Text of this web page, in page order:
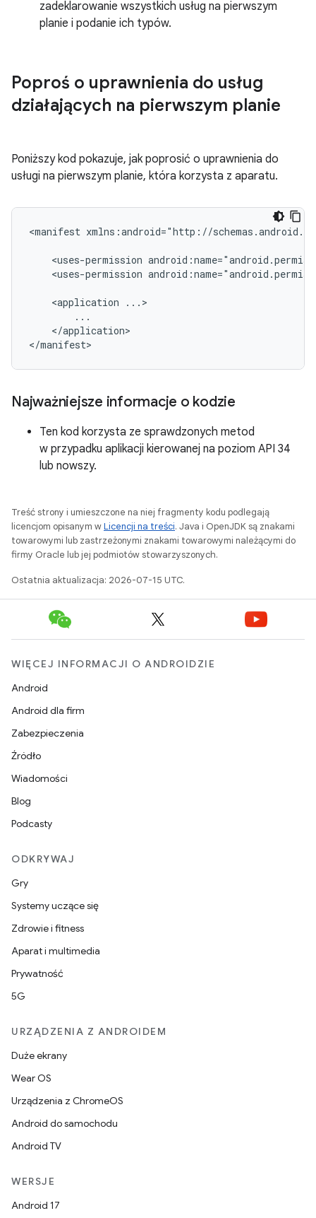
zadeklarowanie wszystkich usług na pierwszym
planie i podanie ich typów.
Poproś o uprawnienia do usług
działających na pierwszym planie
Poniższy kod pokazuje, jak poprosić o uprawnienia do
usługi na pierwszym planie, która korzysta z aparatu.
<manifest xmlns:android="http://
<uses-permission
<uses-permission
<application
</application>
Najważniejsze informacje o kodzie
Ten kod korzysta ze sprawdzonych metod
w przypadku aplikacji kierowanej na poziom API 34
lub nowszy.
Treść strony i umieszczone na niej fragmenty kodu podlegają
licencjom opisanym wLicencji na treści. Java i OpenJDK są znakami
towarowymi lub zastrzeżonymi znakami towarowymi należącymi do
firmy Oracle lub jej podmiotów stowarzyszonych.
Ostatnia aktualizacja: 2026-07-15 UTC.
WIĘCEJ INFORMACJI O ANDROIDZIE
Android
Android dla firm
Zabezpieczenia
Źródło
Wiadomości
Blog
Podcasty
ODKRYWAJ
Gry
Systemy uczące się
Zdrowie i fitness
Aparat i multimedia
Prywatność
5G
URZĄDZENIA Z ANDROIDEM
Duże ekrany
Wear OS
Urządzenia z ChromeOS
Android do samochodu
Android TV
WERSJE
Android 17